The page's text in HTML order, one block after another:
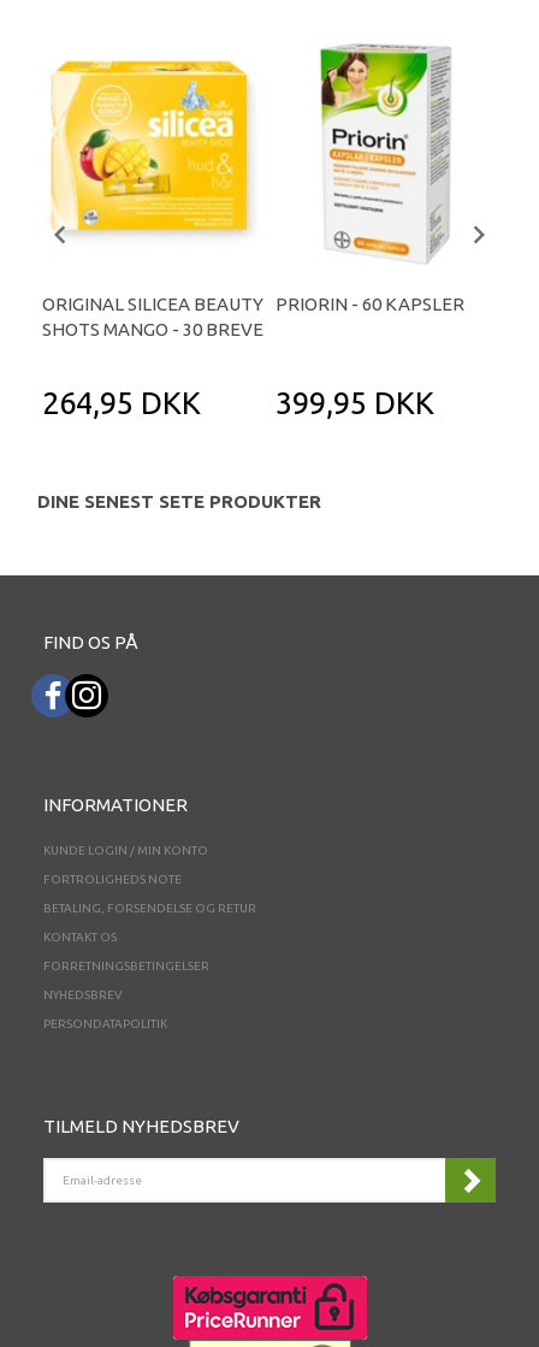
ORIGINAL SILICEA BEAUTY
SHOTS MANGO - 30 BREVE
264,95 DKK
PRIORIN - 60 KAPSLER
399,95 DKK
DINE SENEST SETE PRODUKTER
FIND OS PÅ
INFORMATIONER
KUNDE LOGIN / MIN KONTO
FORTROLIGHEDS NOTE
BETALING, FORSENDELSE OG RETUR
KONTAKT OS
FORRETNINGSBETINGELSER
NYHEDSBREV
PERSONDATAPOLITIK
TILMELD NYHEDSBREV
ADRESSE